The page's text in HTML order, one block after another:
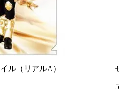
ル（リアルA）